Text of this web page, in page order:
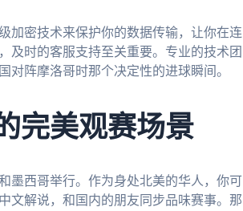
加密技术来保护你的数据传输，让你在连
及时的客服支持至关重要。专业的技术团
对阵摩洛哥时那个决定性的进球瞬间。
完美观赛场景
墨西哥举行。作为身处北美的华人，你可
文解说，和国内的朋友同步品味赛事。那